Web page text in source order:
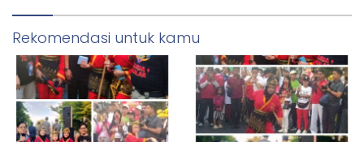
Rekomendasi untuk kamu